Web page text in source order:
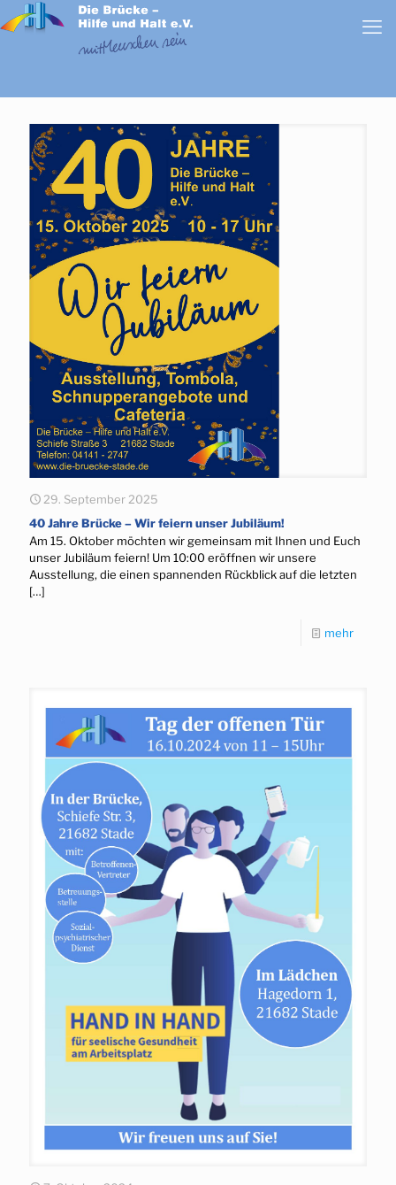
29. September 2025
40 Jahre Brücke – Wir feiern unser Jubiläum!
Am 15. Oktober möchten wir gemeinsam mit Ihnen und Euch
unser Jubiläum feiern! Um 10:00 eröffnen wir unsere
Ausstellung, die einen spannenden Rückblick auf die letzten
[…]
mehr